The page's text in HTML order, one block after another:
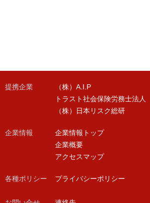
提携企業
（株）A.I.P
トラスト社会保険労務士法人
（株）日本リスク総研
企業情報
企業情報トップ
企業概要
アクセスマップ
各種ポリシー プライバシーポリシー